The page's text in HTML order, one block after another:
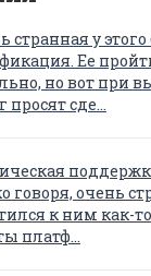
странная у этого
Ее
но вот при
просят сде…
говоря, очень
к ним как-
платф…